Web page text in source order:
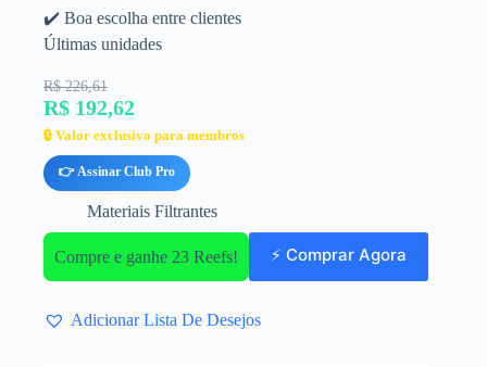
✔️ Boa escolha entre clientes
Últimas unidades
R$ 226,61
R$ 192,62
🔒 Valor exclusivo para membros
👉 Assinar Club Pro
Materiais Filtrantes
Compre e ganhe 23 Reefs! ⚡ Comprar Agora
Adicionar Lista De Desejos